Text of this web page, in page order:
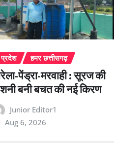
प्रदेश हमर छत्तीसगढ़
पेंड्रा-मरवाही : सूरज की
बनी बचत की नई किरण
Junior Editor1
Aug 6, 2026